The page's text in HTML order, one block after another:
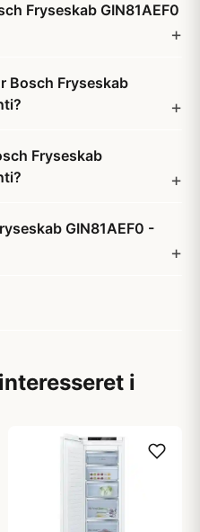
Fryseskab GIN81AEF0
Bosch Fryseskab
Fryseskab
GIN81AEF0 -
i